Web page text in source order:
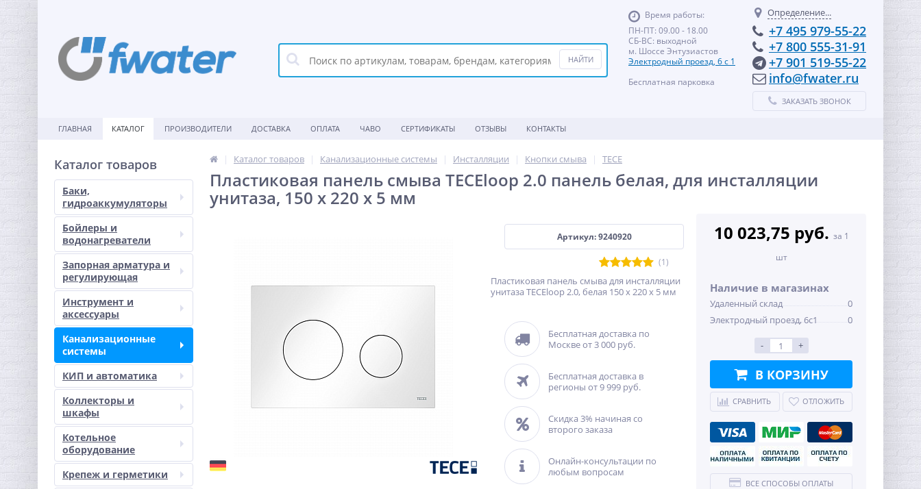
Время работы:
ПН-ПТ: 09.00 - 18.00
СБ-ВС: выходной
м. Шоссе Энтузиастов
Электродный проезд, 6 с 1
Бесплатная парковка
Определение...
+7 495 979-55-22
+7 800 555-31-91
+7 901 519-55-22
info@fwater.ru
ЗАКАЗАТЬ ЗВОНОК
ГЛАВНАЯ КАТАЛОГ ПРОИЗВОДИТЕЛИ ДОСТАВКА ОПЛАТА ЧАВО СЕРТИФИКАТЫ ОТЗЫВЫ КОНТАКТЫ
Каталог товаров
Баки,
гидроаккумуляторы
Бойлеры и
водонагреватели
Запорная арматура и
регулирующая
Инструмент и
аксессуары
Канализационные
системы
КИП и автоматика
Коллекторы и
шкафы
Котельное
оборудование
Крепеж и герметики
Каталог товаров Канализационные системы Инсталляции Кнопки смыва TECE
Пластиковая панель смыва TECEloop 2.0 панель белая, для инсталляции
унитаза, 150 x 220 x 5 мм
Артикул: 9240920
(1)
Пластиковая панель смыва для инсталляции
унитаза TECEloop 2.0, белая 150 x 220 x 5 мм
Бесплатная доставка по
Москве от 3 000 руб.
Бесплатная доставка в
регионы от 9 999 руб.
Скидка 3% начиная со
второго заказа
Онлайн-консультации по
любым вопросам
10 023,75 руб. за 1
шт
Наличие в магазинах
Удаленный склад
0
Электродный проезд, 6с1
0
- +
В КОРЗИНУ
СРАВНИТЬ ОТЛОЖИТЬ
ВСЕ СПОСОБЫ ОПЛАТЫ